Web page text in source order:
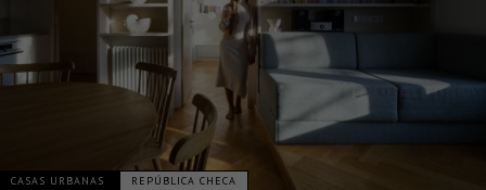
CASAS URBANAS REPÚBLICA CHECA